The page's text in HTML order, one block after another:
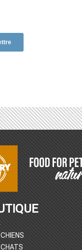
CHATS